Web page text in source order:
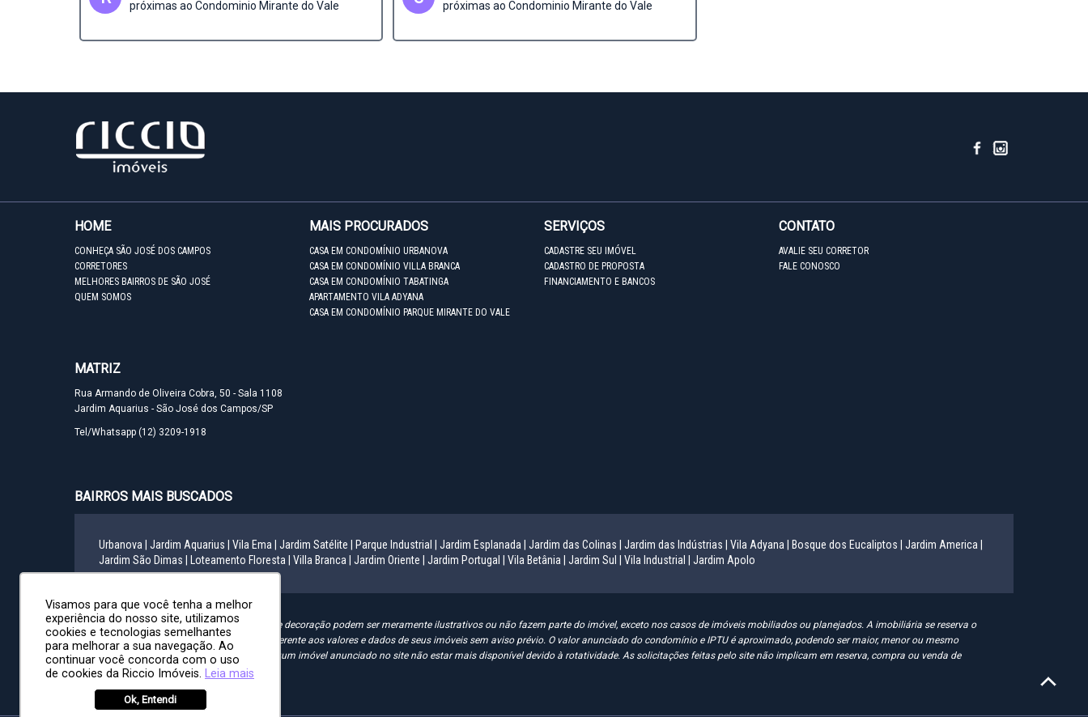
próximas ao Condominio Mirante do Vale próximas ao Condominio Mirante do Vale
HOME
CONHEÇA SÃO JOSÉ DOS CAMPOS
CORRETORES
MELHORES BAIRROS DE SÃO JOSÉ
QUEM SOMOS
MAIS PROCURADOS
CASA EM CONDOMÍNIO URBANOVA
CASA EM CONDOMÍNIO VILLA BRANCA
CASA EM CONDOMÍNIO TABATINGA
APARTAMENTO VILA ADYANA
CASA EM CONDOMÍNIO PARQUE MIRANTE DO VALE
SERVIÇOS
CADASTRE SEU IMÓVEL
CADASTRO DE PROPOSTA
FINANCIAMENTO E BANCOS
CONTATO
AVALIE SEU CORRETOR
FALE CONOSCO
MATRIZ
Rua Armando de Oliveira Cobra, 50 - Sala 1108
Jardim Aquarius - São José dos Campos/SP
Tel/Whatsapp (12) 3209-1918
BAIRROS MAIS BUSCADOS
Urbanova | Jardim Aquarius | Vila Ema | Jardim Satélite | Parque Industrial | Jardim Esplanada | Jardim das Colinas | Jardim das Indústrias | Vila Adyana | Bosque dos Eucaliptos |
Jardim America |
Jardim São Dimas |
Loteamento Floresta | Villa Branca | Jardim Oriente | Jardim Portugal | Vila Betânia | Jardim Sul | Vila Industrial | Jardim Apolo
"Informamos que as mobílias e artigos de decoração podem ser meramente ilustrativos ou não fazem parte do imóvel, exceto nos casos de imóveis mobiliados ou planejados. A imobiliária se reserva o
direito de alterar qualquer informação referente aos valores e dados de seus imóveis sem aviso prévio. O valor anunciado do condomínio e IPTU é aproximado, podendo ser maior, menor ou mesmo
passível de alteração. Pode ocorrer de algum imóvel anunciado no site não estar mais disponível devido à rotatividade. As solicitações feitas pelo site não implicam em reserva, compra ou venda de
quaisquer imóveis".
Visamos para que você tenha a melhor
experiência do nosso site, utilizamos
cookies e tecnologias semelhantes
para melhorar a sua navegação. Ao
continuar você concorda com o uso
de cookies da Riccio Imóveis. Leia mais
Ok, Entendi